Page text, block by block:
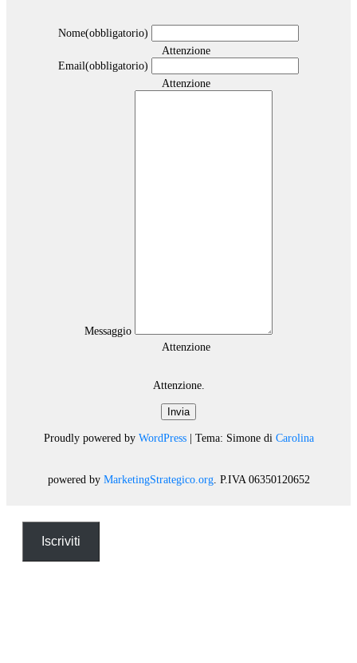
Nome(obbligatorio)
Attenzione
Email(obbligatorio)
Attenzione
Messaggio
Attenzione
Attenzione.
Invia
Proudly powered by WordPress | Tema: Simone di Carolina
powered by MarketingStrategico.org. P.IVA 06350120652
Iscriviti